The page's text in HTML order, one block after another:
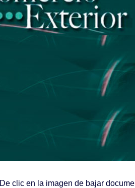
De clic en la imagen de bajar